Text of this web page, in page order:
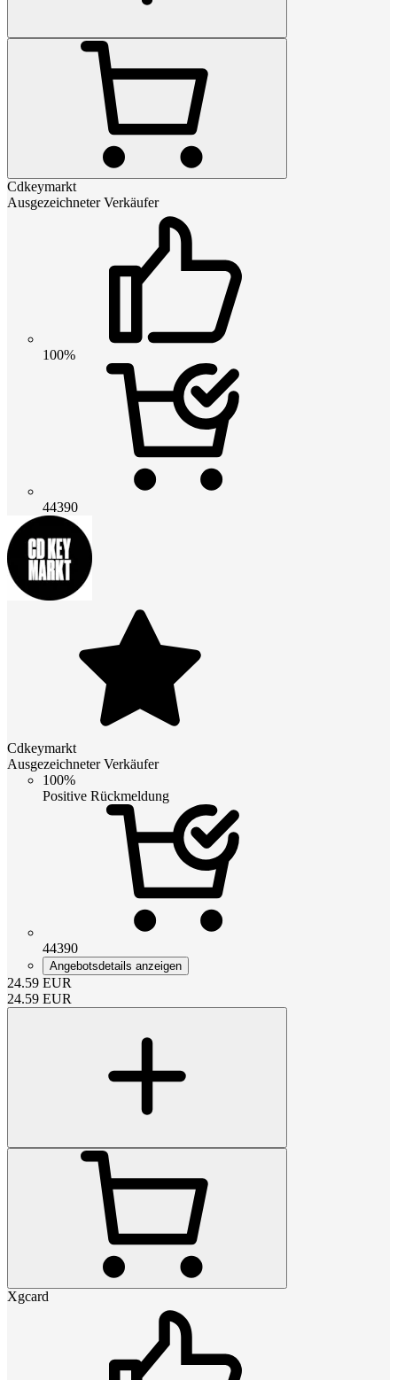
Cdkeymarkt
Ausgezeichneter Verkäufer
100%
44390
Cdkeymarkt
Ausgezeichneter Verkäufer
100%
Positive Rückmeldung
44390
Angebotsdetails anzeigen
24.59 EUR
24.59 EUR
Xgcard